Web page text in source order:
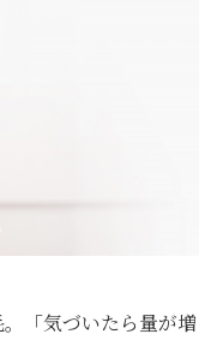
「気づいたら量が増